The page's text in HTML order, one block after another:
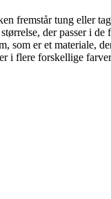
fremstår tung eller
der passer i de
som er et materiale,
i flere forskellige